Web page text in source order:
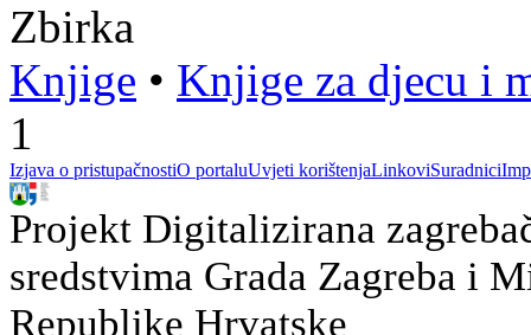
Zbirka
Knjige • Knjige za djecu i
1
Izjava o pristupačnostiO portaluUvjeti korištenjaLinkoviSuradnici
Projekt Digitalizirana
sredstvima Grada Zagreba i
Republike Hrvatske